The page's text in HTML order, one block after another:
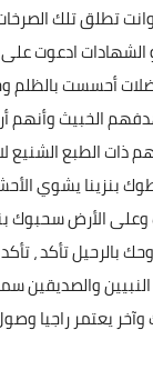
تطلق تلك
الشهادات ادعوت
أحسست بالظلم
الخبيث وأنهم
ذات الطبع الشنيع
بنزينا يشوي
الأرض سحبوك
بالرحيل تأكد ،
والصديقين
يعتمر راجيا